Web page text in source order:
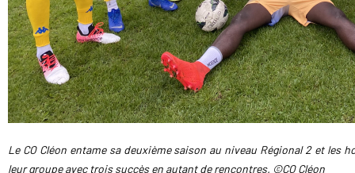
Le CO Cléon entame sa deuxième saison au niveau Régional 2 et les
leur groupe avec trois succès en autant de rencontres. ©CO Cléon